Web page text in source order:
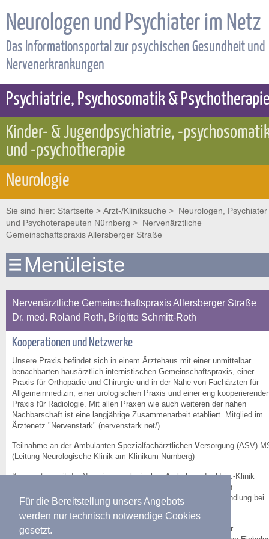
Für die Bereitstellung unsers Angebots
werden nur technisch notwendige Cookies
gesetzt.
Neurologen und Psychiater im Netz
Das Informationsportal zur psychischen Gesundheit und
Nervenerkrankungen
Psychiatrie, Psychosomatik &
Kinder- & Jugendpsychiatrie, -
und -psychotherapie
Neurologie
Sie sind hier: Startseite > Arzt-/Kliniksuche > Neurologen, Psychiater
und Psychoterapeuten Nürnberg > Nervenärztliche
Gemeinschaftspraxis Allersberger Straße
Menüleiste
Nervenärztliche Gemeinschaftspraxis Allersberger Straße
Dr. med. Roland Roth, Brigitte Schmitt-Roth
Kooperationen und Netzwerke
Unsere Praxis befindet sich in einem Ärztehaus mit einer unmittelbar
benachbarten hausärztlich-internistischen Gemeinschaftspraxis, einer
Praxis für Orthopädie und Chirurgie und in der Nähe von Fachärzten für
Allgemeinmedizin, einer urologischen Praxis und einer eng
Praxis für Radiologie. Mit allen Praxen wie auch weiteren der nahen
Nachbarschaft ist eine langjährige Zusammenarbeit etabliert. Mitglied im
Ärztenetz "Nervenstark" (nervenstark.net/)
Teilnahme an der Ambulanten Spezialfachärztlichen Versorgung (ASV)
(Leitung Neurologische Klinik am Klinikum Nürnberg)
Kooperation mit der Neuroimmunologischen Ambulanz der Univ.-Klinik
Erlangen zur Einholung von Zweitmeinungen und gemeinsamen
Entscheidunggsfindung zur leitlinienbasierten Eskalationsbehandlung bei
Multipler Sklerose inkl. Nachbetreuung.
Teilnahme am Telemedizinischen Netzwerk Epilepsie
der